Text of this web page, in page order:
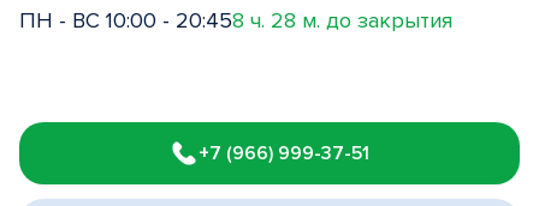
ПН - ВС 10:00 - 20:458 ч. 28 м. до закрытия
1
of
+7 (966) 999-37-51